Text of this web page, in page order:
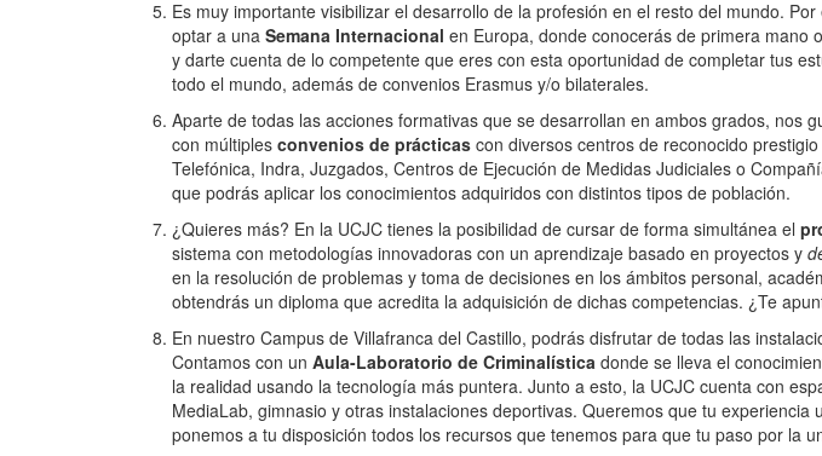
Es muy importante visibilizar el desarrollo de la profesión en el resto del mundo.
optar a una Semana Internacional en Europa, donde conocerás de primera mano
y darte cuenta de lo competente que eres con esta oportunidad de completar tus
todo el mundo, además de convenios Erasmus y/o bilaterales.
Aparte de todas las acciones formativas que se desarrollan en ambos grados, nos
con múltiples convenios de prácticas con diversos centros de reconocido
Telefónica, Indra, Juzgados, Centros de Ejecución de Medidas Judiciales o
que podrás aplicar los conocimientos adquiridos con distintos tipos de población.
¿Quieres más? En la UCJC tienes la posibilidad de cursar de forma simultánea el
sistema con metodologías innovadoras con un aprendizaje basado en proyectos y
en la resolución de problemas y toma de decisiones en los ámbitos personal,
obtendrás un diploma que acredita la adquisición de dichas competencias. ¿Te
En nuestro Campus de Villafranca del Castillo, podrás disfrutar de todas las
Contamos con un Aula-Laboratorio de Criminalística donde se lleva el
la realidad usando la tecnología más puntera. Junto a esto, la UCJC cuenta con
MediaLab, gimnasio y otras instalaciones deportivas. Queremos que tu experiencia
ponemos a tu disposición todos los recursos que tenemos para que tu paso por la